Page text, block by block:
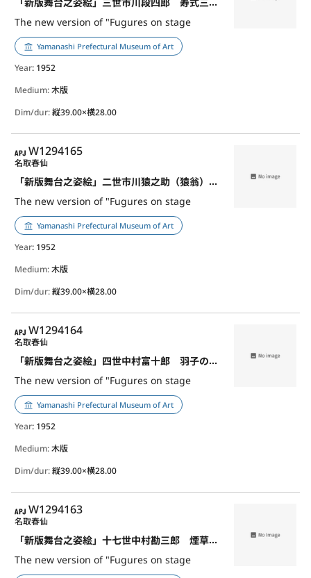
The new version of "Fugures on stage
Yamanashi Prefectural Museum of Art
Year: 1952
Medium:木版
Dim/dur:縦39.00×横28.00
APJ
W1294165
「新版舞台之姿絵」二世市川猿之助（猿翁） 寿式三番叟
The new version of "Fugures on stage
名取春仙
Yamanashi Prefectural Museum of Art
Year: 1952
Medium:木版
Dim/dur:縦39.00×横28.00
APJ
W1294164
「新版舞台之姿絵」四世中村富十郎 羽子のかむろ
The new version of "Fugures on stage
名取春仙
Yamanashi Prefectural Museum of Art
Year: 1952
Medium:木版
Dim/dur:縦39.00×横28.00
APJ
W1294163
「新版舞台之姿絵」十七世中村勘三郎 煙草屋源七
The new version of "Fugures on stage
名取春仙